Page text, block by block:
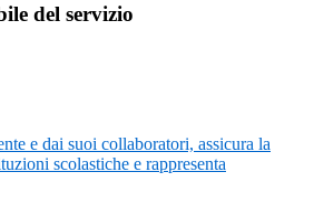
del servizio
e dai suoi collaboratori, assicura la
scolastiche e rappresenta